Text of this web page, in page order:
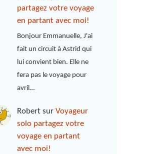
partagez votre voyage
en partant avec moi!
Bonjour Emmanuelle, J'ai
fait un circuit à Astrid qui
lui convient bien. Elle ne
fera pas le voyage pour
avril…
Robert surVoyageur
solo partagez votre
voyage en partant
avec moi!